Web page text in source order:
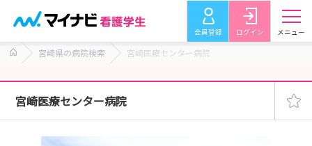
会員登録 ログイン メニュー
宮崎県の病院検索 宮崎医療センター病院
宮崎医療センター病院